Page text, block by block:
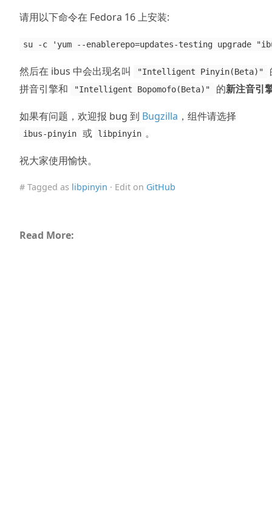
请用以下命令在 Fedora 16 上安装:
su -c 'yum --enablerepo=updates-testing upgrade
然后在 ibus 中会出现名叫 "Intelligent Pinyin(Beta)"
拼音引擎和
"Intelligent Bopomofo(Beta)" 的新注音引
如果有问题，欢迎报 bug 到 Bugzilla ，组件请选择
ibus-pinyin 或 libpinyin 。
祝大家使用愉快。
# Tagged as libpinyin · Edit on GitHub
Read More: